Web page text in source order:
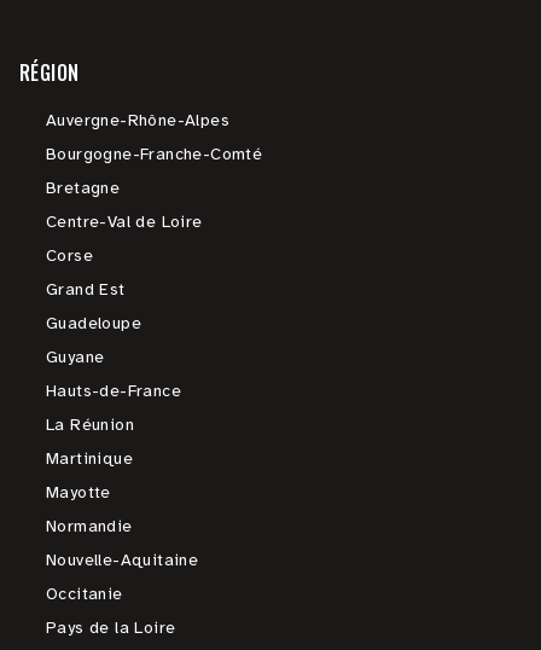
RÉGION
Auvergne-Rhône-Alpes
Bourgogne-Franche-Comté
Bretagne
Centre-Val de Loire
Corse
Grand Est
Guadeloupe
Guyane
Hauts-de-France
La Réunion
Martinique
Mayotte
Normandie
Nouvelle-Aquitaine
Occitanie
Pays de la Loire